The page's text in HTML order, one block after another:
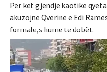
Për ket gjendje kaotike
akuzojne Qverine e Edi
formale,s hume te dobët.